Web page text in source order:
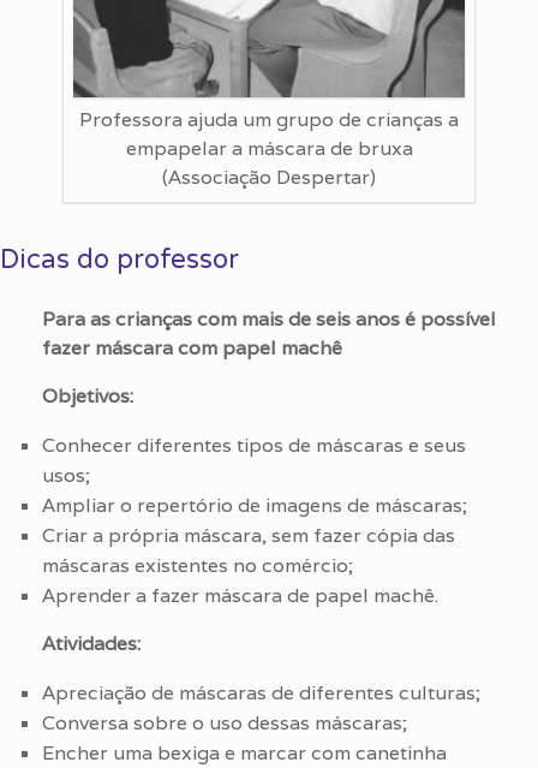
Professora ajuda um grupo de crianças a
empapelar a máscara de bruxa
(Associação Despertar)
Dicas do professor
Para as crianças com mais de seis anos é possível
fazer máscara com papel machê
Objetivos:
Conhecer diferentes tipos de máscaras e seus
usos;
Ampliar o repertório de imagens de máscaras;
Criar a própria máscara, sem fazer cópia das
máscaras existentes no comércio;
Aprender a fazer máscara de papel machê.
Atividades:
Apreciação de máscaras de diferentes culturas;
Conversa sobre o uso dessas máscaras;
Encher uma bexiga e marcar com canetinha